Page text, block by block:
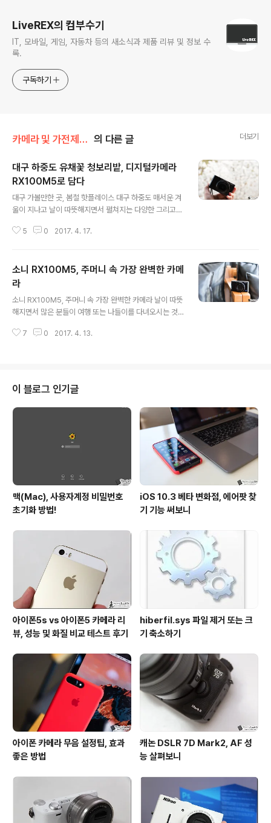
LiveREX의 컴부수기
IT, 모바일, 게임, 자동차 등의 새소식과 제품 리뷰 및 정보 수
록.
구독하기
카메라 및 가전제품 리뷰/> 소니 RX100~MK5 의 다른 글 더보기
대구 하중도 유채꽃 청보리밭, 디지털카메라
RX100M5로 담다
대구 가볼만한 곳, 봄철 핫플레이스 대구 하중도 매서운 겨
울이 지나고 날이 따뜻해지면서 펼쳐지는 다양한 그리고
지는 것을 느낄 수 있는데요. 여러분들은 봄 하면 어떤 꽃이
대표하는 녀석이 있죠? 바로 유채꽃인데요. 대구 하중도에
서는 이맘 때면 노란 물결의 아름다움을 느낄 수 있어 많은
이들이 이를 찾곤 합니다. 저 또한 주말을 맞아 다녀왔는데
요. 어떤 카메라를 들고 길을 나설까 고민을 하다가, 다른
일정도 고려해 가방을 가볍게 하면서 준수한 퀄리티의 결
과물을 얻을 수 있는 소니 RX100M5를 휴대했는데요. 유
5 0 2017. 4. 17.
소니 RX100M5, 주머니 속 가장 완벽한 카메
라
소니 RX100M5, 주머니 속 가장 완벽한 카메라 날이 따뜻
해지면서 많은 분들이 여행 또는 나들이를 다녀오시는 것
롯해 곳곳을 다니며 인증샷을 올리시는 분들이 상당히 많
더군요. 이와 같은 상황에서 수 많은 대안이 있을테지만, 빠
짐없이 등장하는 모델이 바로 소니 RX100M5입니다. 저
같은 경우만 하더라도 일상에서 매일 같이, 그리고 출장 및
취재에도 해당 모델만을 휴대하고 다녀오곤 하는데요. 몇
차례 소개드린 것처럼 세계에서 가장 빠른 0.05초 AF 속
도라던지, 동체추적 매력을 ..
7 0 2017. 4. 13.
이 블로그 인기글
맥(Mac), 사용자계정 비밀번호
초기화 방법!
iOS 10.3 베타 변화점, 에어팟 찾
기 기능 써보니
아이폰5s vs 아이폰5 카메라 리
뷰, 성능 및 화질 비교 테스트 후기
hiberfil.sys 파일 제거 또는 크
기 축소하기
아이폰 카메라 무음 설정팁, 효과
좋은 방법
캐논 DSLR 7D Mark2, AF 성
능 살펴보니